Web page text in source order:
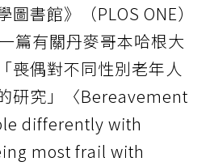
書館》（PLOS ONE）
篇有關丹麥哥本哈根大
喪偶對不同性別老年人
研究」〈Bereavement
differently with
most frail with